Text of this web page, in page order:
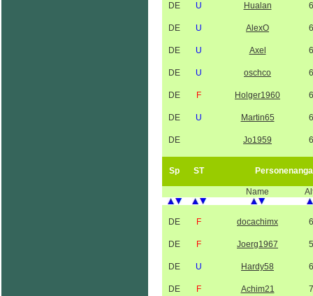
DE U Hualan
DE U AlexO
DE U Axel
DE U oschco
DE F Holger1960
DE U Martin65
DE Jo1959
Sp ST
Name
DE F docachimx
DE F Joerg1967
DE U Hardy58
DE F Achim21